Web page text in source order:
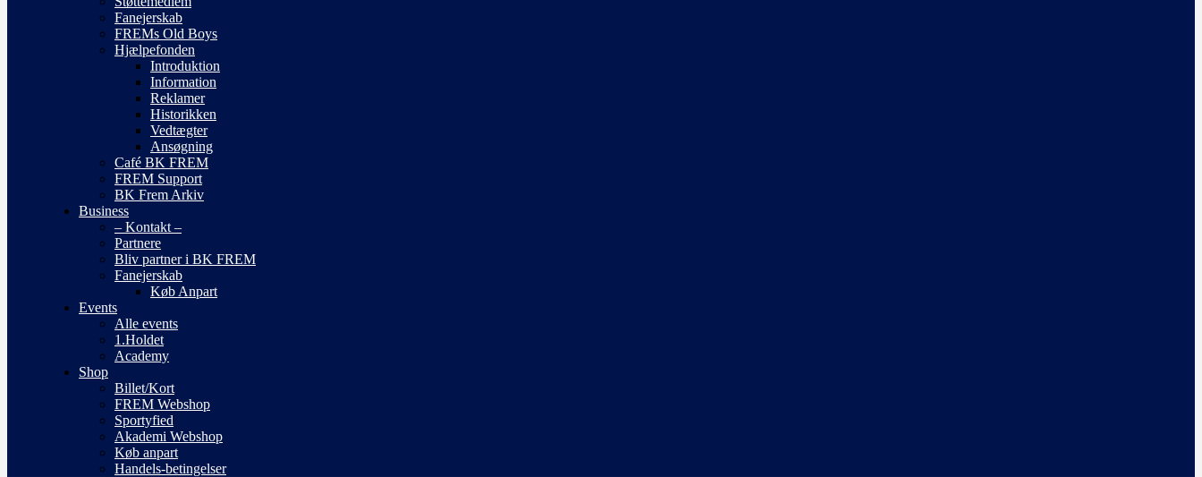
Fanejerskab
FREMs Old Boys
Hjælpefonden
Introduktion
Information
Reklamer
Historikken
Vedtægter
Ansøgning
Café BK FREM
FREM Support
BK Frem Arkiv
Business
– Kontakt –
Partnere
Bliv partner i BK FREM
Fanejerskab
Køb Anpart
Events
Alle events
1.Holdet
Academy
Shop
Billet/Kort
FREM Webshop
Sportyfied
Akademi Webshop
Køb anpart
Handels-betingelser